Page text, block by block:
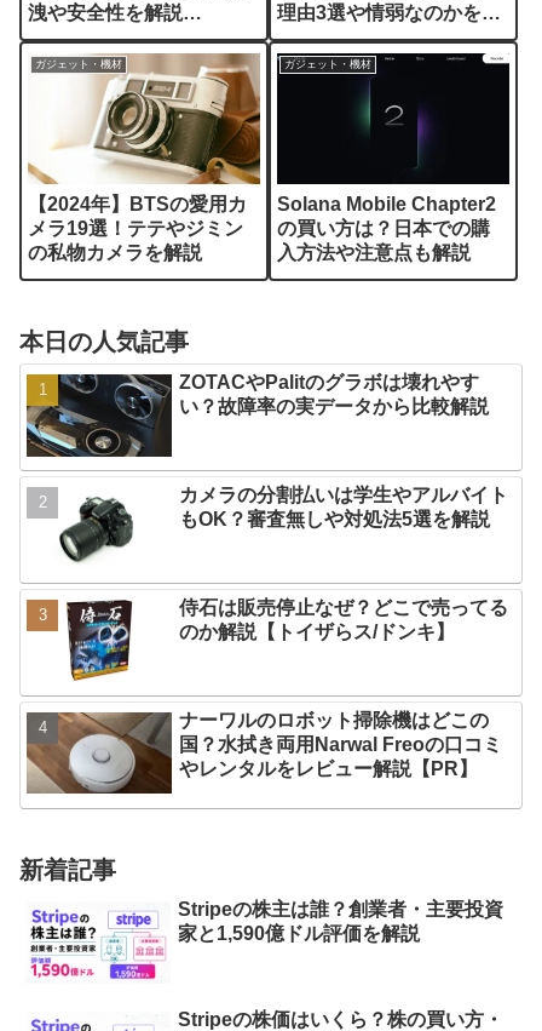
洩や安全性を解説
【Xiaomi】
理由3選や情弱なのかを解
説
ガジェット・機材
【2024年】BTSの愛用カ
メラ19選！テテやジミン
の私物カメラを解説
ガジェット・機材
Solana Mobile Chapter2
の買い方は？日本での購
入方法や注意点も解説
本日の人気記事
ZOTACやPalitのグラボは壊れやす
い？故障率の実データから比較解説
カメラの分割払いは学生やアルバイト
もOK？審査無しや対処法5選を解説
侍石は販売停止なぜ？どこで売ってる
のか解説【トイザらス/ドンキ】
ナーワルのロボット掃除機はどこの
国？水拭き両用Narwal Freoの口コミ
やレンタルをレビュー解説【PR】
新着記事
Stripeの株主は誰？創業者・主要投資
家と1,590億ドル評価を解説
Stripeの株価はいくら？株の買い方・